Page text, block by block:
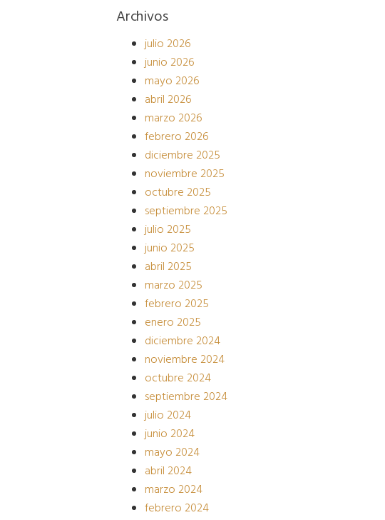
Archivos
julio 2026
junio 2026
mayo 2026
abril 2026
marzo 2026
febrero 2026
diciembre 2025
noviembre 2025
octubre 2025
septiembre 2025
julio 2025
junio 2025
abril 2025
marzo 2025
febrero 2025
enero 2025
diciembre 2024
noviembre 2024
octubre 2024
septiembre 2024
julio 2024
junio 2024
mayo 2024
abril 2024
marzo 2024
febrero 2024